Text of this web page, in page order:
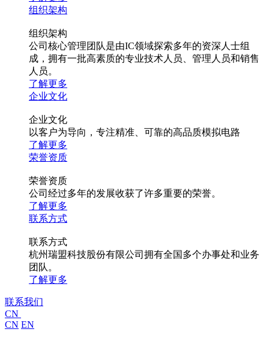
组织架构
组织架构
公司核心管理团队是由IC领域探索多年的资深人士组
成，拥有一批高素质的专业技术人员、管理人员和销售
人员。
了解更多
企业文化
企业文化
以客户为导向，专注精准、可靠的高品质模拟电路
了解更多
荣誉资质
荣誉资质
公司经过多年的发展收获了许多重要的荣誉。
了解更多
联系方式
联系方式
杭州瑞盟科技股份有限公司拥有全国多个办事处和业务
团队。
了解更多
联系我们
CN
CN EN